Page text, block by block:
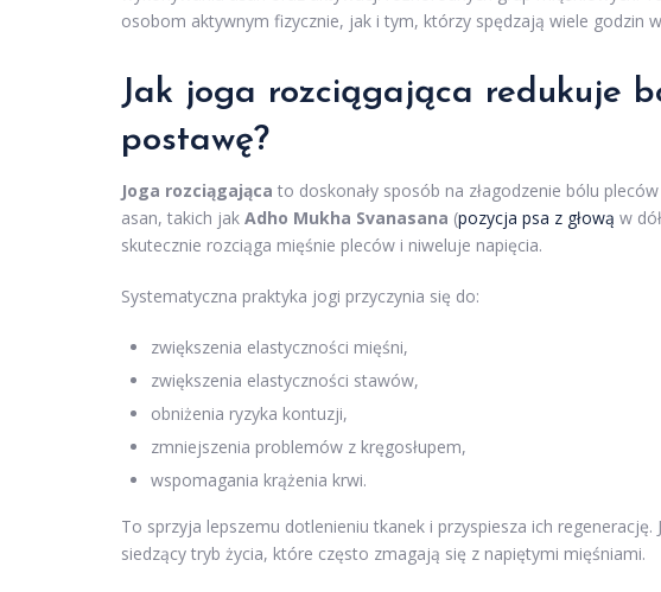
osobom aktywnym fizycznie, jak i tym, którzy spędzają wiele godzin
Jak joga rozciągająca redukuje
postawę?
Joga rozciągająca to doskonały sposób na złagodzenie bólu
asan, takich jak Adho Mukha Svanasana (pozycja psa z głową w
skutecznie rozciąga mięśnie pleców i niweluje napięcia.
Systematyczna praktyka jogi przyczynia się do:
zwiększenia elastyczności mięśni,
zwiększenia elastyczności stawów,
obniżenia ryzyka kontuzji,
zmniejszenia problemów z kręgosłupem,
wspomagania krążenia krwi.
To sprzyja lepszemu dotlenieniu tkanek i przyspiesza ich
siedzący tryb życia, które często zmagają się z napiętymi mięśniami.